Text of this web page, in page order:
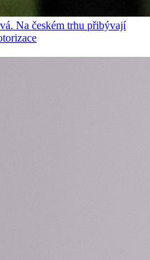
Na českém trhu přibývají